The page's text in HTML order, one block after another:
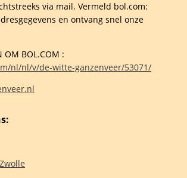
via mail. Vermeld bol.com:
en ontvang snel onze
OM BOL.COM :
nl/nl/v/de-witte-ganzenveer/53071/